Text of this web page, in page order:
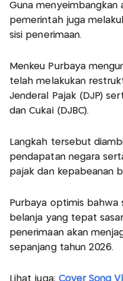
Guna menyeimbangkan
pemerintah juga
sisi penerimaan.
Menkeu Purbaya
telah melakukan
Jenderal Pajak (DJP)
dan Cukai (DJBC).
Langkah tersebut
pendapatan negara
pajak dan kepabeanan
Purbaya optimis
belanja yang tepat
penerimaan akan
sepanjang tahun 2026.
Lihat juga: Cover Song